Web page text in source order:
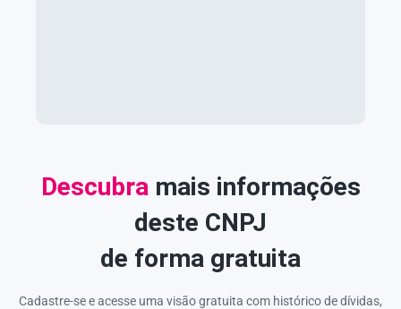
Descubramais informações
deste CNPJ
de forma gratuita
Cadastre-se e acesse uma visão gratuita com histórico de dívidas,